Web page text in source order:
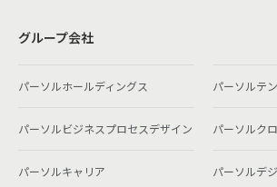
グループ会社
パーソルホールディングス パーソルテ
パーソルビジネスプロセスデザイン パーソルク
パーソルキャリア パーソルデ